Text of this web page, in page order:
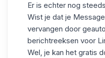
Er is echter nog
Wist je dat je
vervangen door
berichtreeksen voor
Wel, je kan het gratis